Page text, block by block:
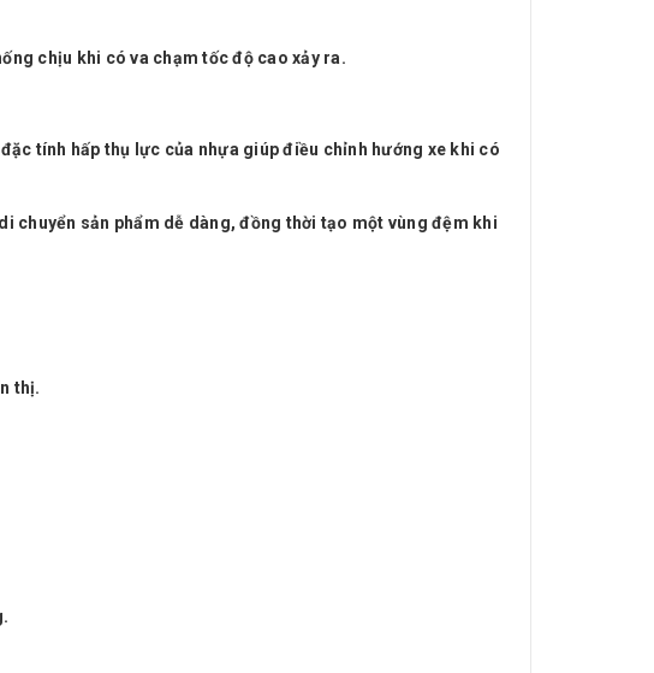
chịu khi có va chạm tốc độ cao xảy ra.
tính hấp thụ lực của nhựa giúp điều chỉnh hướng xe khi có
chuyển sản phẩm dễ dàng, đồng thời tạo một vùng đệm khi
thị.